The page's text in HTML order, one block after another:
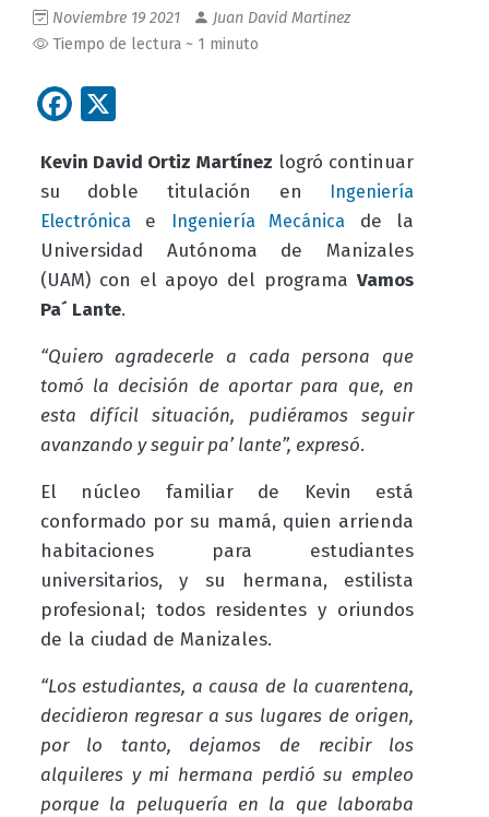
Noviembre 19 2021
Juan David Martinez
Tiempo de lectura ~ 1 minuto
Facebook
Kevin David Ortiz Martínez logró continuar
su doble titulación en
Ingeniería
Electrónicae Ingeniería Mecánica de la
Universidad Autónoma de Manizales
(UAM) con el apoyo del programaVamos
Pa´ Lante.
“Quiero agradecerle a cada persona que
tomó la decisión de aportar para que, en
esta difícil situación, pudiéramos seguir
avanzando y seguir pa’ lante”, expresó.
El núcleo familiar de Kevin está
conformado por su mamá, quien arrienda
habitaciones para estudiantes
universitarios, y su hermana, estilista
profesional; todos residentes y oriundos
de la ciudad de Manizales.
“Los estudiantes, a causa de la cuarentena,
decidieron regresar a sus lugares de origen,
por lo tanto, dejamos de recibir los
alquileres y mi hermana perdió su empleo
porque la peluquería en la que laboraba